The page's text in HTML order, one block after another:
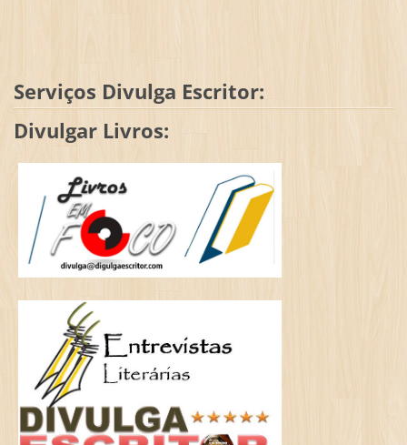
Serviços Divulga Escritor:
Divulgar Livros: